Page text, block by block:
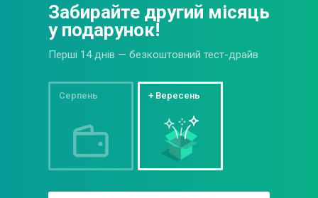
Забирайте другий місяць
у подарунок!
Перші 14 днів — безкоштовний тест-драйв
Серпень + Вересень